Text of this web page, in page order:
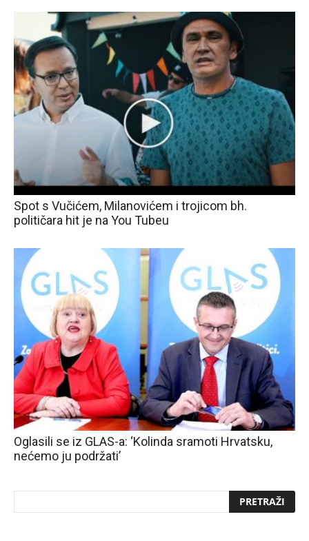
Spot s Vučićem, Milanovićem i trojicom bh.
političara hit je na You Tubeu
Oglasili se iz GLAS-a: ‘Kolinda sramoti Hrvatsku,
nećemo ju podržati’